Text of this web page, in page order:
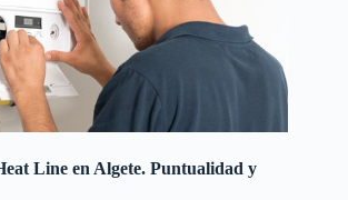
Line en Algete. Puntualidad y